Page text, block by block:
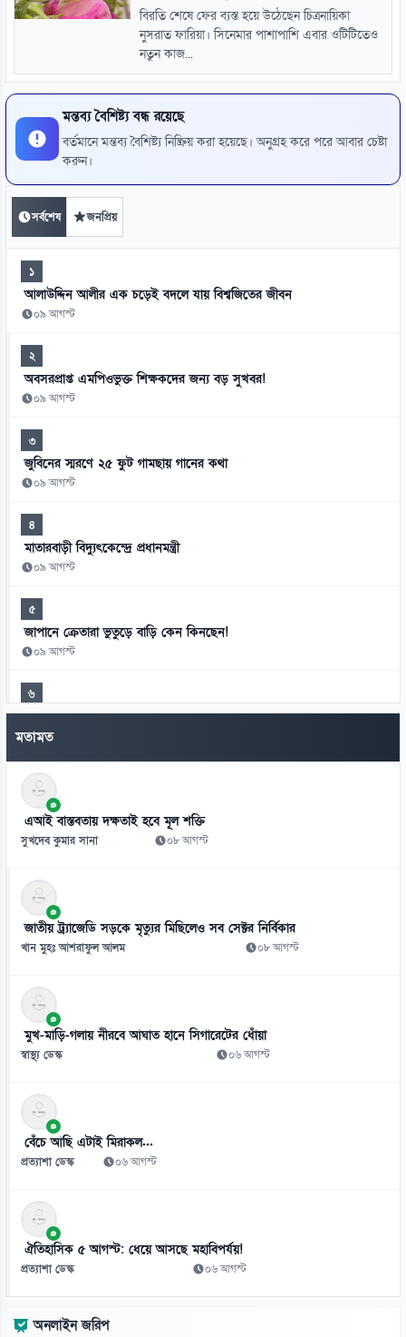
বিরতি শেষে ফের ব্যস্ত হয়ে উঠেছেন চিত্রনায়িকা
নুসরাত ফারিয়া। সিনেমার পাশাপাশি এবার ওটিটিতেও
নতুন কাজ...
মন্তব্য বৈশিষ্ট্য বন্ধ রয়েছে
বর্তমানে মন্তব্য বৈশিষ্ট্য নিষ্ক্রিয় করা হয়েছে। অনুগ্রহ করে পরে আবার চেষ্টা
করুন।
সর্বশেষ জনপ্রিয়
১
আলাউদ্দিন আলীর এক চড়েই বদলে যায় বিশ্বজিতের জীবন
০৯ আগস্ট
২
অবসরপ্রাপ্ত এমপিওভুক্ত শিক্ষকদের জন্য বড় সুখবর!
০৯ আগস্ট
৩
জুবিনের স্মরণে ২৫ ফুট গামছায় গানের কথা
০৯ আগস্ট
৪
মাতারবাড়ী বিদ্যুৎকেন্দ্রে প্রধানমন্ত্রী
০৯ আগস্ট
৫
জাপানে ক্রেতারা ভুতুড়ে বাড়ি কেন কিনছেন!
০৯ আগস্ট
৬
ভোরে বেরিয়ে রাতে ফিরতেন, মেসির স্বপ্ন বাঁচিয়েছেন বাবা
০৯ আগস্ট
৭
বাইডেনের ক্যানসার ছড়িয়েছে শরীরের অন্যান্য অঙ্গে
০৯ আগস্ট
সৌদির দুই অঞ্চলে বিস্ফোরণ, আরামকো তেল ও জুবাইল গ্যাস স্থাপনায় আগুন
০৯ আগস্ট
৯
০৯ আগস্ট
১০
নারী কেলেঙ্কারির অভিযোগে মুখ খুললেন ইনফান্তিনো
১১
আধুনিক পদ্ধতিতে সবজি চাষে বাড়ছে কৃষকের আগ্রহ
০৯ আগস্ট
১২
সাগরে লঘুচাপ, সন্ধ্যার মধ্যে ভারী বর্ষণ হতে পারে
০৯ আগস্ট
০৯ আগস্ট
মতামত
এআই বাস্তবতায় দক্ষতাই হবে মূল শক্তি
সুখদেব কুমার সানা ০৮ আগস্ট
জাতীয় ট্র্যাজেডি সড়কে মৃত্যুর মিছিলেও সব সেক্টর নির্বিকার
খান মুহঃ আশরাফুল আলম ০৮ আগস্ট
মুখ-মাড়ি-গলায় নীরবে আঘাত হানে সিগারেটের ধোঁয়া
স্বাস্থ্য ডেস্ক ০৬ আগস্ট
বেঁচে আছি এটাই মিরাকল...
প্রত্যাশা ডেস্ক ০৬ আগস্ট
ঐতিহাসিক ৫ আগস্ট: ধেয়ে আসছে মহাবিপর্যয়!
প্রত্যাশা ডেস্ক ০৬ আগস্ট
অনলাইন জরিপ